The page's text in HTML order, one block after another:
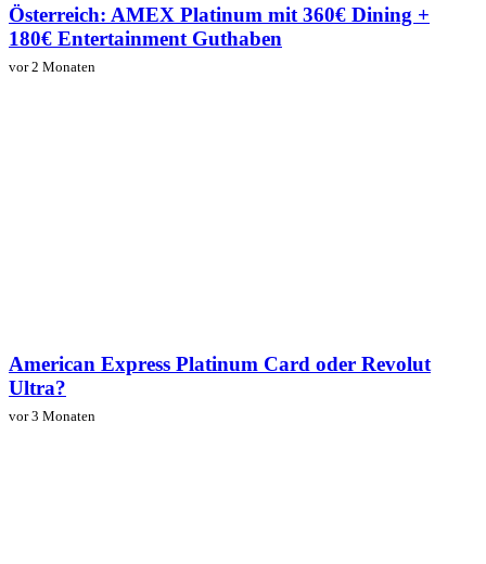
Österreich: AMEX Platinum mit 360€ Dining +
180€ Entertainment Guthaben
vor 2 Monaten
American Express Platinum Card oder Revolut
Ultra?
vor 3 Monaten